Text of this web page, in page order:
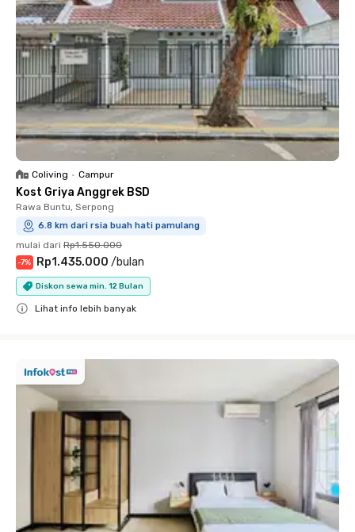
Coliving • Campur
Kost Griya Anggrek BSD
Rawa Buntu, Serpong
6.8 km dari rsia buah hati pamulang
mulai dari Rp1.550.000
-7% Rp1.435.000 /bulan
Diskon sewa min. 12 Bulan
Lihat info lebih banyak